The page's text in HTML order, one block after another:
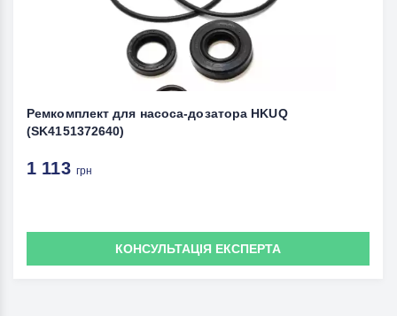
Ремкомплект для насоса-дозатора HKUQ
(SK4151372640)
1 113 грн
КОНСУЛЬТАЦІЯ ЕКСПЕРТА